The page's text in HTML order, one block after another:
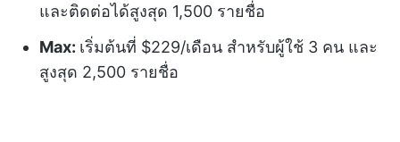
และติดต่อได้สูงสุด 1,500 รายชื่อ
Max: เริ่มต้นที่ $229/เดือน สำหรับผู้ใช้ 3 คน และ
สูงสุด 2,500 รายชื่อ